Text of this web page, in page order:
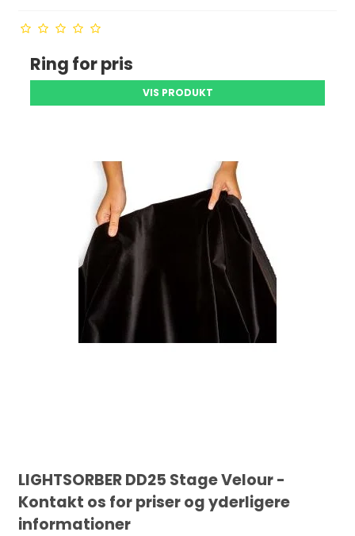
Ring for pris
VIS PRODUKT
LIGHTSORBER DD25 Stage Velour -
Kontakt os for priser og yderligere
informationer